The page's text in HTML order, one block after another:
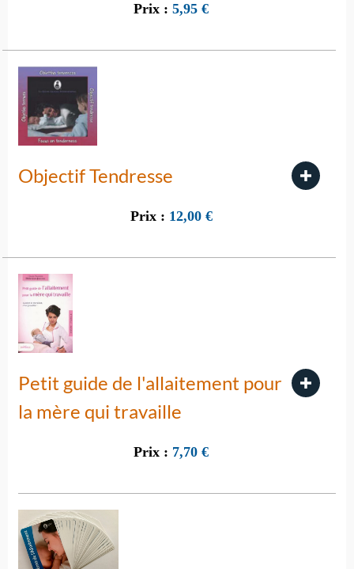
Prix : 5,95 €
Objectif Tendresse
Prix : 12,00 €
Petit guide de l'allaitement pour
la mère qui travaille
Prix : 7,70 €